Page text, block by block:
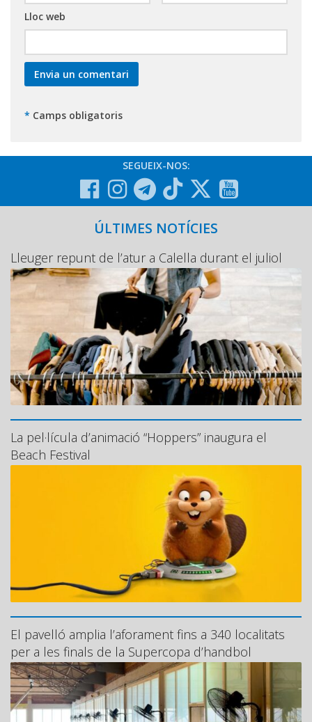
Lloc web
* Camps obligatoris
SEGUEIX-NOS:
ÚLTIMES NOTÍCIES
Lleuger repunt de l’atur a Calella durant el juliol
La pel·lícula d’animació “Hoppers” inaugura el
Beach Festival
El pavelló amplia l’aforament fins a 340 localitats
per a les finals de la Supercopa d’handbol